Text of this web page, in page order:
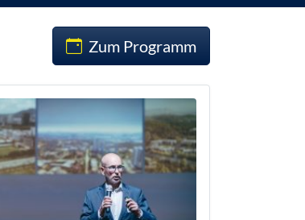
Zum Programm